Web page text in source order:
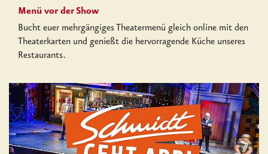
Menü vor der Show
Bucht euer mehrgängiges Theatermenü gleich online mit den
Theaterkarten und genießt die hervorragende Küche unseres
Restaurants.